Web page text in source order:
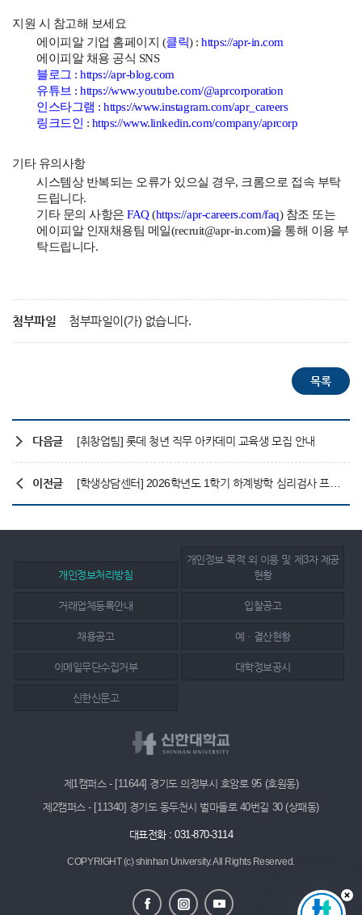
지원 시 참고해 보세요
에이피알 기업 홈페이지 (클릭) : https://apr-in.com
에이피알 채용 공식 SNS
블로그 : https://apr-blog.com
유튜브 : https://www.youtube.com/@aprcorporation
인스타그램 : https://www.instagram.com/apr_careers
링크드인
: https://www.linkedin.com/company/aprcorp
기타 유의사항
시스템상 반복되는 오류가 있으실 경우, 크롬으로 접속 부탁
드립니다.
기타 문의 사항은FAQ (https://apr-careers.com/faq) 참조 또는
에이피알 인재채용팀 메일(recruit@apr-in.com)을 통해 이용 부
탁드립니다.
첨부파일 첨부파일이(가) 없습니다.
다음글 [취창업팀] 롯데 청년 직무 아카데미 교육생 모집 안내
이전글
개인정보처리방침
개인정보 목적 외 이용 및 제3자 제공
현황
거래업체등록안내 입찰공고
채용공고 예ㆍ결산현황
이메일무단수집거부 대학정보공시
신한신문고
제1캠퍼스 - [11644] 경기도 의정부시 호암로 95 (호원동)
제2캠퍼스 - [11340] 경기도 동두천시 벌마들로 40번길 30 (상패동)
대표전화 : 031-870-3114
COPYRIGHT (c) shinhan University.All Rights Reserved.